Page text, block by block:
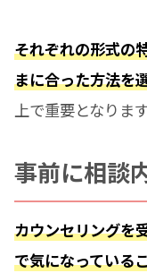
それぞれの形式の
まに合った方法を
上で重要となります
事前に相談
カウンセリングを
で気になっている